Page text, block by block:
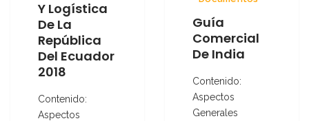
Y Logística
De La
República
Del Ecuador
2018
Contenido:
Aspectos
Guía
Comercial
De India
Contenido:
Aspectos
Generales